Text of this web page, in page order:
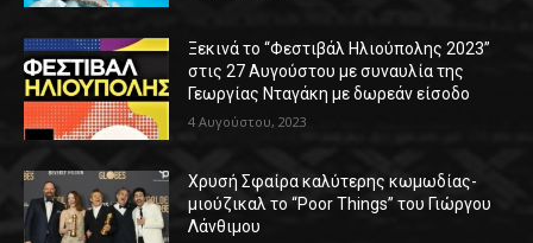
Ξεκινά το “Φεστιβάλ Ηλιούπολης 2023”
στις 27 Αυγούστου με συναυλία της
Γεωργίας Νταγάκη με δωρεάν είσοδο
4 Αυγούστου, 2023
Χρυσή Σφαίρα καλύτερης κωμωδίας-
μιούζικαλ το “Poor Things” του Γιώργου
Λάνθιμου